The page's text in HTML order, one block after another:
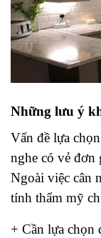
Những lưu ý
Vấn đề lựa
nghe có vẻ đơn
Ngoài việc cân
tính thẩm mỹ
+ Cần lựa chọn